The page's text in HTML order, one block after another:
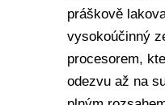
práškově
vysokoúčinný
procesorem,
odezvu až na